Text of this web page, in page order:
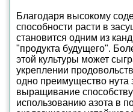
Благодаря высокому
способности расти в
становится одним из
"продукта будущего".
этой культуры может
укреплении
одно преимущество нута
выращивание
использованию азота в